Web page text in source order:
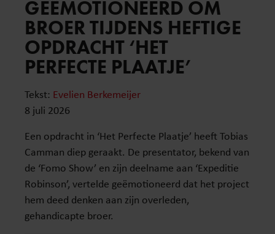
GEËMOTIONEERD OM
BROER TIJDENS HEFTIGE
OPDRACHT ‘HET
PERFECTE PLAATJE’
Tekst: Evelien Berkemeijer
8 juli 2026
Een opdracht in ‘Het Perfecte Plaatje’ heeft Tobias
Camman diep geraakt. De presentator, bekend van
de ‘Fomo Show’ en zijn deelname aan ‘Expeditie
Robinson’, vertelde geëmotioneerd dat het project
hem deed denken aan zijn overleden,
gehandicapte broer.